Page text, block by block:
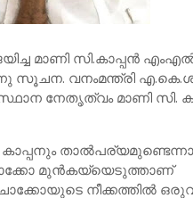
മാണി സി.കാപ്പൻ
സൂചന. വനംമന്ത്രി
നേതൃത്വം മാണി സി.
മുൻകയ്യെടുത്താണ്
നീക്കത്തിൽ